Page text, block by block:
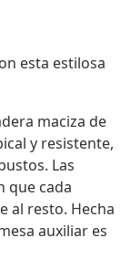
esta estilosa
maciza de
y resistente,
Las
que cada
al resto. Hecha
auxiliar es